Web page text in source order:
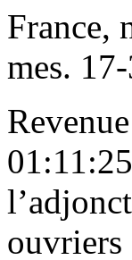
France,
mes.
ouvriers